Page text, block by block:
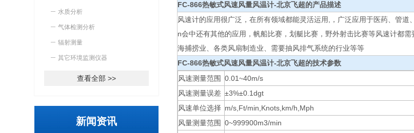
水质分析
气体检测分析
辐射测量
其它环境监测仪器
查看全部 >>
新闻资讯
FC-866热敏式风速风量风温计-北京飞超的产品描述
风速计的应用很广泛，在所有领域都能灵活运用,，广泛应用于医药、管
n会中还有其他的应用，帆船比赛，划艇比赛，野外射击比赛等风速计都
海捕捞业、各类风扇制造业、需要抽风排气系统的行业等等
FC-866热敏式风速风量风温计-北京飞超的技术参数
风速测量范围 0.01~40m/s
风速测量误差 ±3%±0.1dgt
风速单位选择 m/s,Ft/min,Knots,km/h,Mph
风量测量范围 0~999900m3/min